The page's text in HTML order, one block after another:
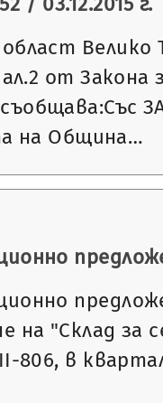
Велико
ал.2 от
на Община…
на "Склад за
806, в